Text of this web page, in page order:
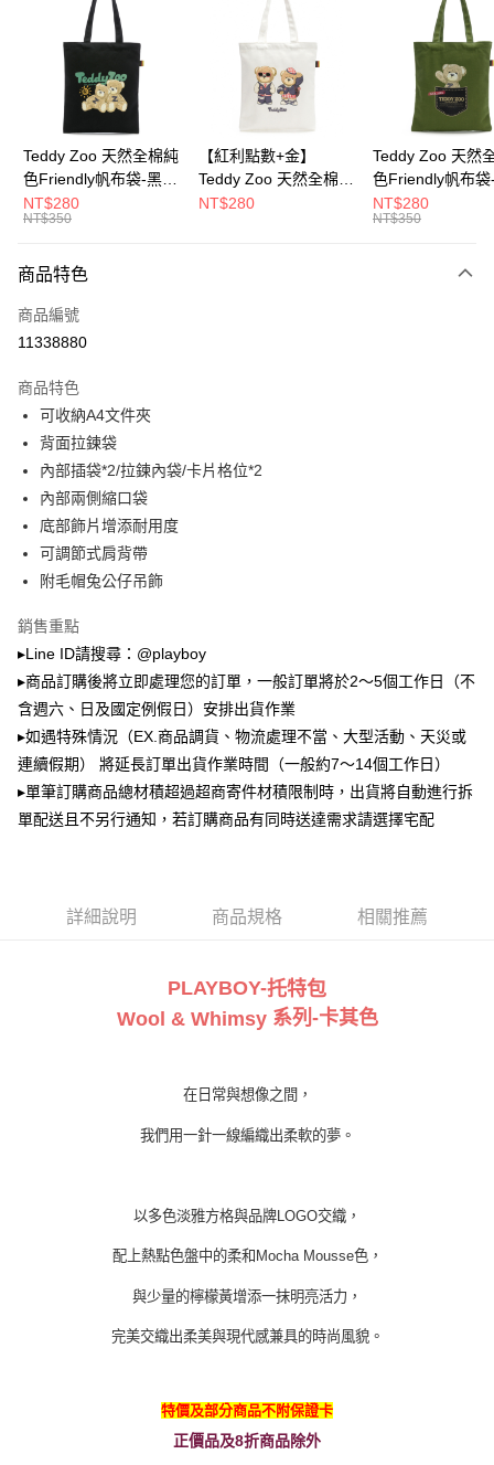
Apple Pay
街口支付
大哥付你分期
相關說明
2.付款方式選擇「大哥付你分期」，訂單成立後會自動跳轉到大哥付的交易
成交易。
3.實際核准額度、可分期數及費用金額請依後續交易確認頁面所載為準。
消。如遇「轉專審核」未通過狀況，表示未達大哥付你分期系統評分，恕無
法說明評估內容。
【繳款方式說明】
1.分期款項不併入電信帳單，「大哥付你分期」於每月結算日後寄送繳費提
2.透過簡訊連結打開帳單後，可選擇「超商條碼／台灣大直營門市／銀行轉
帳／街口支付／iPASS MONEY」等通路繳費。
【注意事項】
1.本服務係由「台灣大哥大股份有限公司」（以下簡稱本公司）所提供，讓
用戶於交易時，得透過本服務購買商品或服務，並由商店將買賣／分期付款
2.基於同意付款使用「大哥付你分期」之契約關係目的，商店將以您的個人
資料（包含姓名、電話或地址）提供予台灣大哥大進項蒐集、處理及利用，
由本公司與您本人進行分期帳單所需資料之確認、核對及更正。
3.完整用戶服務條款，請詳閱以下連結：
https://oppay.tw/userRule
運送方式
全家取貨付款
付款後全家取貨
每筆NT$100，滿NT$700(含以上)免運費
每筆NT$100，滿NT$900(含以上)免運費
付款後萊爾富取貨
每筆NT$100，滿NT$700(含以上)免運費
7-11取貨付款
每筆NT$100，滿NT$900(含以上)免運費
付款後7-11取貨
每筆NT$100，滿NT$700(含以上)免運費
宅配
每筆NT$100，滿NT$700(含以上)免運費
Teddy Zoo 天然全棉純
色Friendly帆布袋-黑色
(TZB107)
NT$280
NT$350
【紅利點數+金】
Teddy Zoo 天然全棉純
色Friendly帆布袋-白色
NT$280
Teddy Zoo 天然
色Friendly帆布袋
色(TZB107)
NT$280
NT$350
商品特色
商品編號
11338880
商品特色
可收納A4文件夾
背面拉鍊袋
內部插袋*2/拉鍊內袋/卡片格位*2
內部兩側縮口袋
底部飾片增添耐用度
可調節式肩背帶
附毛帽兔公仔吊飾
銷售重點
▸Line ID請搜尋：@playboy
▸商品訂購後將立即處理您的訂單，一般訂單將於2～5個工作日（不
含週六、日及國定例假日）安排出貨作業
▸如遇特殊情況（EX.商品調貨、物流處理不當、大型活動、天災或
連續假期） 將延長訂單出貨作業時間（一般約7～14個工作日）
▸單筆訂購商品總材積超過超商寄件材積限制時，出貨將自動進行拆
單配送且不另行通知，若訂購商品有同時送達需求請選擇宅配
詳細說明 商品規格 相關推薦
PLAYBOY-托特包
Wool & Whimsy 系列 -卡其色
在日常與想像之間，
我們用一針一線編織出柔軟的夢。
以多色淡雅方格與品牌LOGO交織，
配上熱點色盤中的柔和Mocha Mousse色，
與少量的檸檬黃增添一抹明亮活力，
完美交織出柔美與現代感兼具的時尚風貌。
特價及部分商品不附保證卡
正價品及8折商品除外